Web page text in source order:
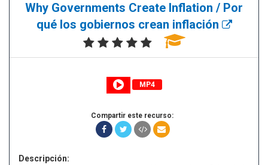
Why Governments Create Inflation / Por
qué los gobiernos crean inflación
MP4
Compartir este recurso:
Descripción: